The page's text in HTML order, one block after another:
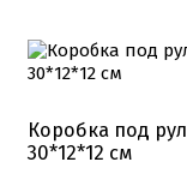
Коробка под
30*12*12 см